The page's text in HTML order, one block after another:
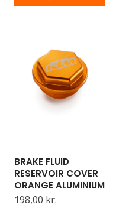
BRAKE FLUID
RESERVOIR COVER
ORANGE ALUMINIUM
198,00 kr.